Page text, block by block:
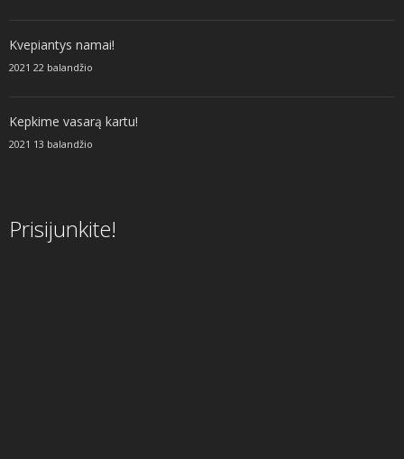
Kvepiantys namai!
2021 22 balandžio
Kepkime vasarą kartu!
2021 13 balandžio
Prisijunkite!